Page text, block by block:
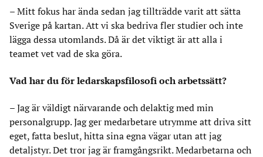
– Mitt fokus har ända sedan jag tillträdde varit att sätta
Sverige på kartan. Att vi ska bedriva fler studier och inte
lägga dessa utomlands. Då är det viktigt är att alla i
teamet vet vad de ska göra.
Vad har du för ledarskapsfilosofi och arbetssätt?
– Jag är väldigt närvarande och delaktig med min
personalgrupp. Jag ger medarbetare utrymme att driva sitt
eget, fatta beslut, hitta sina egna vägar utan att jag
detaljstyr. Det tror jag är framgångsrikt. Medarbetarna och